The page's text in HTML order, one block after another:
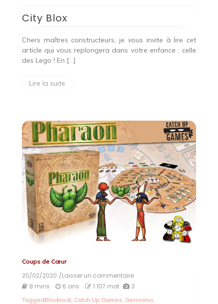
City Blox
Chers maîtres constructeurs, je vous invite à lire cet
article qui vous replongera dans votre enfance : celle
des Lego ! En […]
Lire la suite
Coups de Cœur
20/02/2020 /Laisser un commentaireon
Pharaon
8 mins 6 ans 1 107 mot 3
TaggedBlackrock, Catch Up Games, Geronimo